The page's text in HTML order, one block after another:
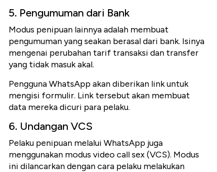
5. Pengumuman dari Bank
Modus penipuan lainnya adalah membuat
pengumuman yang seakan berasal dari bank. Isinya
mengenai perubahan tarif transaksi dan transfer
yang tidak masuk akal.
Pengguna WhatsApp akan diberikan link untuk
mengisi formulir. Link tersebut akan membuat
data mereka dicuri para pelaku.
6. Undangan VCS
Pelaku penipuan melalui WhatsApp juga
menggunakan modus video call sex (VCS). Modus
ini dilancarkan dengan cara pelaku melakukan